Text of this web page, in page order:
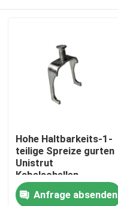
Startseite
Produkte
Hohe Haltbarkeits-1-
teilige Spreize gurten
Unistrut
Kabelschellen-
kundenspezifische
LängeAnfrage absenden